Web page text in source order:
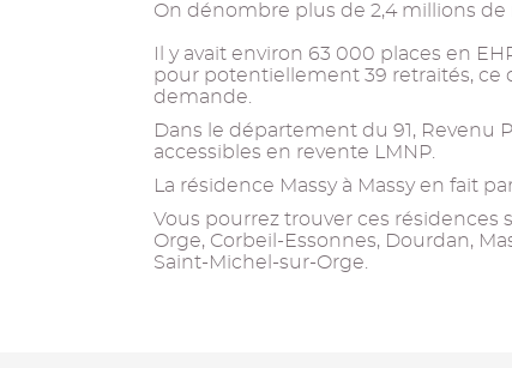
On dénombre plus de 2,4 millions de
Il y avait environ 63 000 places en
pour potentiellement 39 retraités, ce
demande.
Dans le département du 91, Revenu
accessibles en revente LMNP.
La résidence Massy à Massy en fait
Vous pourrez trouver ces résidences
Orge, Corbeil-Essonnes, Dourdan,
Saint-Michel-sur-Orge.